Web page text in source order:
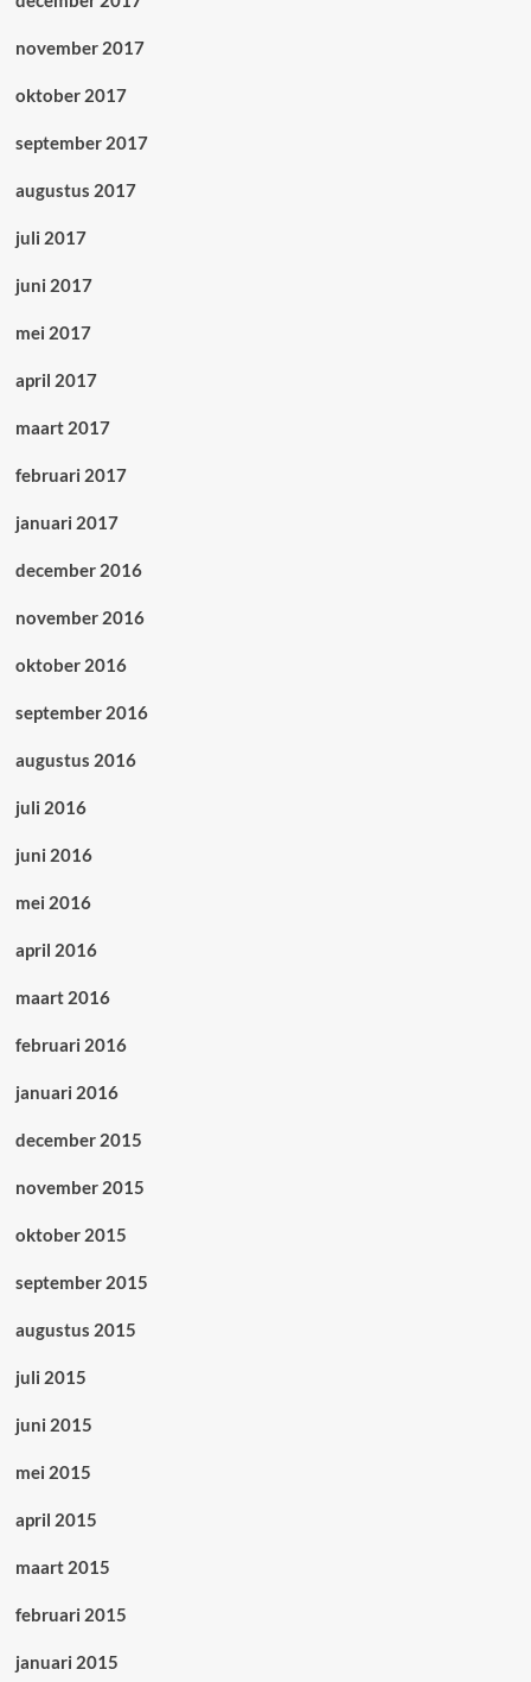
november 2017
oktober 2017
september 2017
augustus 2017
juli 2017
juni 2017
mei 2017
april 2017
maart 2017
februari 2017
januari 2017
december 2016
november 2016
oktober 2016
september 2016
augustus 2016
juli 2016
juni 2016
mei 2016
april 2016
maart 2016
februari 2016
januari 2016
december 2015
november 2015
oktober 2015
september 2015
augustus 2015
juli 2015
juni 2015
mei 2015
april 2015
maart 2015
februari 2015
januari 2015